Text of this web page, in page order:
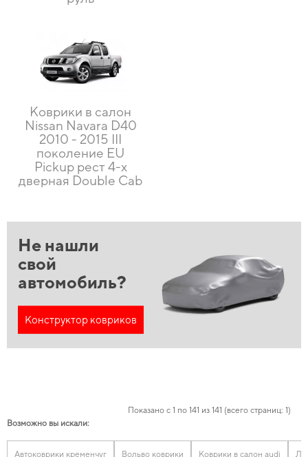
Коврики в салон
Nissan Navara D40
2010 - 2015 III
поколение EU
Pickup рест 4-х
дверная Double Cab
Не нашли
свой
автомобиль?
Конструктор ковриков
Показано с 1 по 141 из 141 (всего страниц: 1)
Возможно вы искали:
Автоковрики кременчуг Вольво коврики Коврики в салон audi